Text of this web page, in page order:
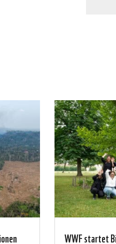
WWF startet